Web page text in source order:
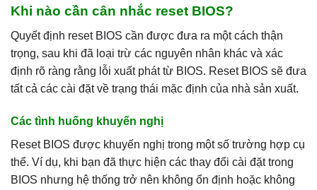
Khi nào cần cân nhắc reset BIOS?
Quyết định reset BIOS cần được đưa ra một cách thận
trọng, sau khi đã loại trừ các nguyên nhân khác và xác
định rõ ràng rằng lỗi xuất phát từ BIOS. Reset BIOS sẽ đưa
tất cả các cài đặt về trạng thái mặc định của nhà sản xuất.
Các tình huống khuyến nghị
Reset BIOS được khuyến nghị trong một số trường hợp cụ
thể. Ví dụ, khi bạn đã thực hiện các thay đổi cài đặt trong
BIOS nhưng hệ thống trở nên không ổn định hoặc không